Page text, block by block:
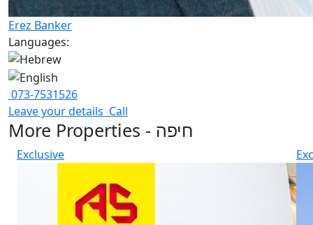
Erez Banker
Languages:
073-7531526
Leave your details Call
More Properties - חיפה
Exclusive